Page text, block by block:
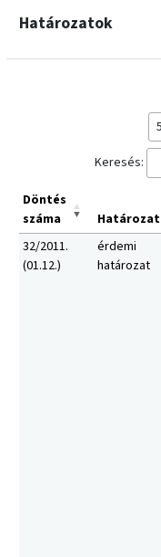
Határozatok
Keresés:
Döntés
száma
Határozat
32/2011.
(01.12.)
érdemi
határozat